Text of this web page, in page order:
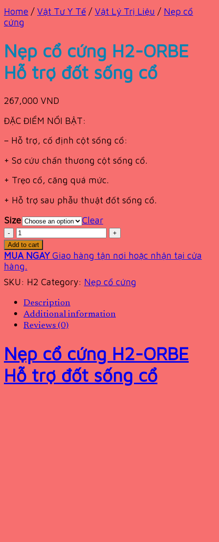
Home / Vật Tư Y Tế / Vật Lý Trị Liệu / Nẹp cổ
cứng
Nẹp cổ cứng H2-ORBE
Hỗ trợ đốt sống cổ
267,000 VND
ĐẶC ĐIỂM NỔI BẬT:
– Hỗ trợ, cố định cột sống cổ:
+ Sơ cứu chấn thương cột sống cổ.
+ Trẹo cổ, căng quá mức.
+ Hỗ trợ sau phẫu thuật đốt sống cổ.
Size
Clear
Quantity
Add to cart
MUA NGAY Giao hàng tận nơi hoặc nhận tại cửa
hàng.
SKU: H2 Category: Nẹp cổ cứng
Description
Additional information
Reviews (0)
Nẹp cổ cứng H2-ORBE
Hỗ trợ đốt sống cổ